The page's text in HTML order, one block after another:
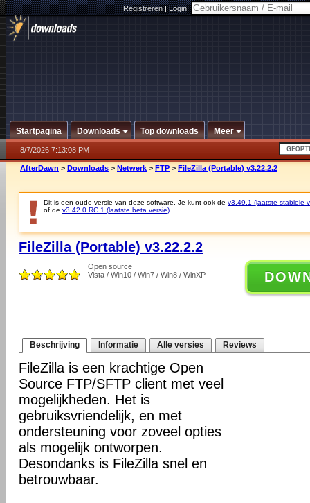
Registreren|Login:
Startpagina Downloads Top downloads Meer
8/7/2026 7:13:08 PM
AfterDawn > Downloads > Netwerk > FTP > FileZilla (Portable) v3.22.2.2
Dit is een oude versie van deze software. Je kunt ook de v3.49.1 (laatste stabiele
of de v3.42.0 RC 1 (laatste beta versie)
FileZilla (Portable) v3.22.2.2
Open source
Vista / Win10 / Win7 / Win8 / WinXP
Beschrijving Informatie Alle versies Reviews
FileZilla is een krachtige Open
Source FTP/SFTP client met veel
mogelijkheden. Het is
gebruiksvriendelijk, en met
ondersteuning voor zoveel opties
als mogelijk ontworpen.
Desondanks is FileZilla snel en
betrouwbaar.